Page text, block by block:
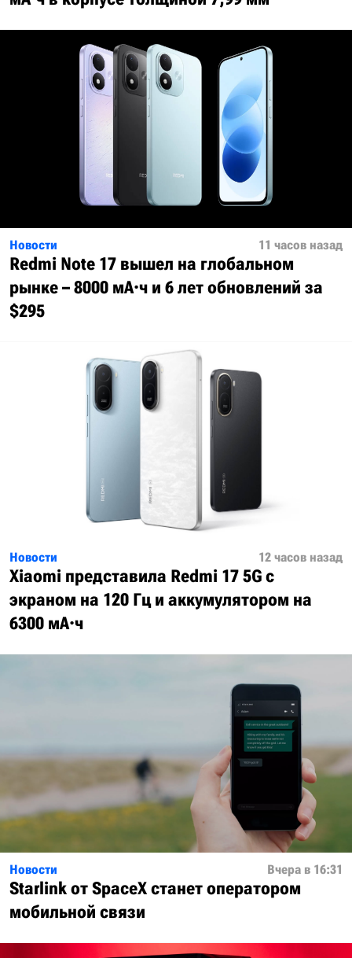
Новости 11 часов назад
Redmi Note 17 вышел на глобальном
рынке – 8000 мА·ч и 6 лет обновлений за
$295
Новости 12 часов назад
Xiaomi представила Redmi 17 5G с
экраном на 120 Гц и аккумулятором на
6300 мА·ч
Новости Вчера в 16:31
Starlink от SpaceX станет оператором
мобильной связи